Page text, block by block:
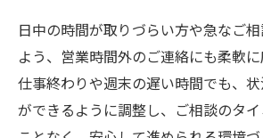
日中の時間が取りづらい方や急なご
よう、営業時間外のご連絡にも柔軟に
仕事終わりや週末の遅い時間でも、
ができるように調整し、ご相談のタ